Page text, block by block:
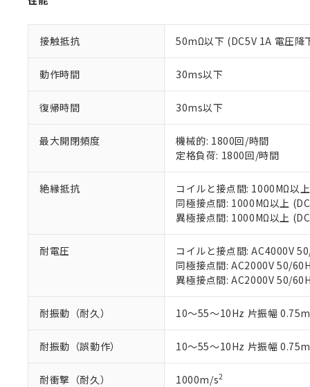
接触抵抗 50mΩ以下 (DC5V 1A 電圧降
動作時間 30ms以下
復帰時間 30ms以下
最大開閉頻度
機械的: 1800回/時間
定格負荷: 1800回/時間
絶縁抵抗
コイルと接点間: 1000MΩ以
同極接点間: 1000MΩ以上
異極接点間: 1000MΩ以上
耐電圧
コイルと接点間: AC4000V
同極接点間: AC2000V 50/
異極接点間: AC2000V 50/
耐振動（耐久） 10～55～10Hz 片振幅
耐振動（誤動作） 10～55～10Hz 片振幅
耐衝撃（耐久） 1000m/s2
当社制御機
在庫状況お
のであり、
在庫状況お
す。
マイパーツ
ている必要
お客様が当
が、当社の
さい。
いる法人を
ル（DBP） 1000ppm以
但し、RoHS指令で産
フタル酸エステル類の
※3 非含有証明
下記の非含有証明
EU RoHS指令（10
51物質の非含有証
※本証明書は発行
また、RoHS指
既に当社にて対応
り割愛しておりま
*中国RoHS10物質の基
Pb(鉛) :1000ppm、
Cr(Ⅵ)(六価クロム) :
「ｅ」：有害物質
「10」：通常の使
味します。
「－」：未確認で
などの必要
当社は規制
ます。
号
－
在庫な
機器販売
空
白
受注生